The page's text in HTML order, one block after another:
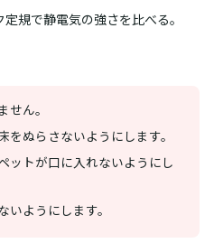
規で静電気の強さを比べる。
せん。
ぬらさないようにします。
ットが口に入れないようにし
ようにします。